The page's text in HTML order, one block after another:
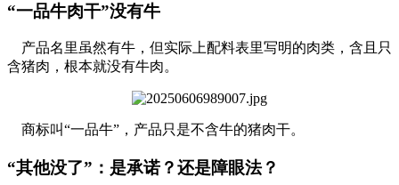
“一品牛肉干”没有牛
产品名里虽然有牛，但实际上配料表里写明的肉类，含且只
含猪肉，根本就没有牛肉。
商标叫“一品牛”，产品只是不含牛的猪肉干。
“其他没了”：是承诺？还是障眼法？